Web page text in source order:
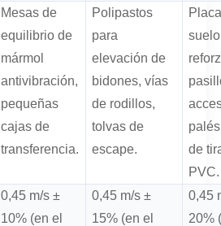
Mesas de
equilibrio de
mármol
antivibración,
pequeñas
cajas de
transferencia.
Polipastos
para
elevación de
bidones, vías
de rodillos,
tolvas de
escape.
suelo
de
PVC.
0,45 m/s ±
10% (en el
0,45 m/s ±
15% (en el
0,45
20%